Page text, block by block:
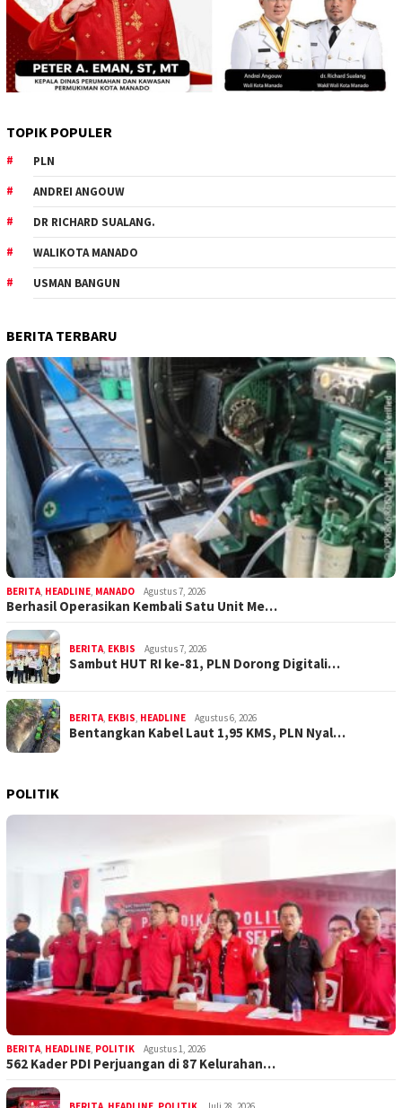
TOPIK POPULER
PLN
ANDREI ANGOUW
DR RICHARD SUALANG.
WALIKOTA MANADO
USMAN BANGUN
BERITA TERBARU
BERITA, HEADLINE, MANADO Agustus 7, 2026
Berhasil Operasikan Kembali Satu Unit Me…
BERITA, EKBIS Agustus 7, 2026
Sambut HUT RI ke-81, PLN Dorong Digitali…
BERITA, EKBIS, HEADLINE Agustus 6, 2026
Bentangkan Kabel Laut 1,95 KMS, PLN Nyal…
POLITIK
BERITA, HEADLINE, POLITIK Agustus 1, 2026
562 Kader PDI Perjuangan di 87 Kelurahan…